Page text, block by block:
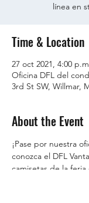
línea en
Time & Location
27 oct 2021, 4:00
Oficina DFL del
3rd St SW, Willmar,
About the Event
¡Pase por nuestra
conozca el DFL
camisetas de la